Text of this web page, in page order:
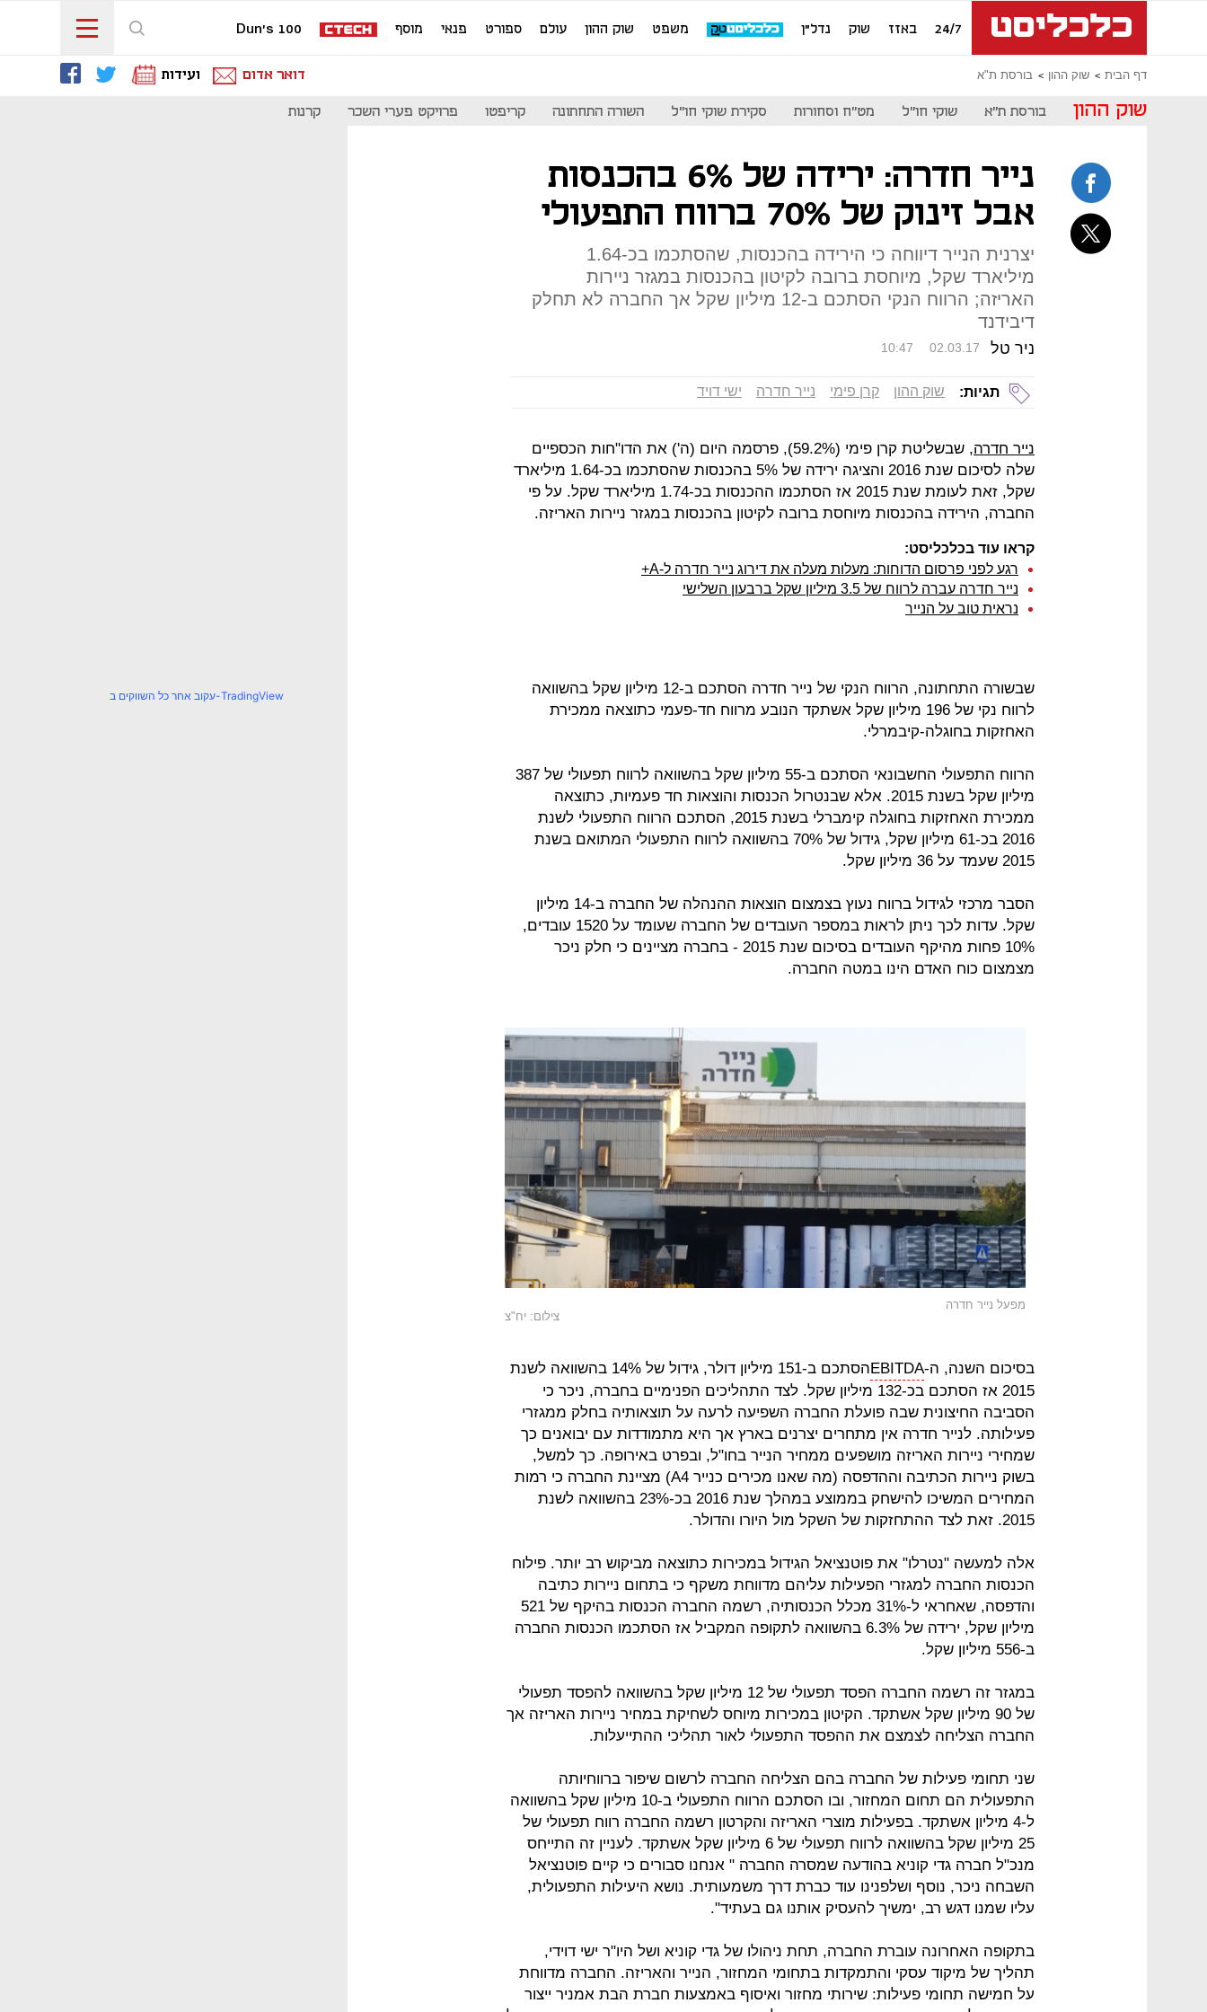
24/7 באזז שוק נדל"ן משפט שוק ההון עולם ספורט פנאי מוסף Dun's 100
דף הבית שוק ההון בורסת ת"א דואר אדום ועידות
שוק ההון בורסת ת"א שוקי חו"ל מט"ח וסחורות סקירת שוקי חו"ל השורה התחתונה קריפטו פרויקט פערי השכר קרנות
נייר חדרה: ירידה של 6% בהכנסות
אבל זינוק של 70% ברווח התפעולי
יצרנית הנייר דיווחה כי הירידה בהכנסות, שהסתכמו בכ-1.64
מיליארד שקל, מיוחסת ברובה לקיטון בהכנסות במגזר ניירות
האריזה; הרווח הנקי הסתכם ב-12 מיליון שקל אך החברה לא תחלק
דיבידנד
ניר טל 10:47 02.03.17
תגיות: שוק ההון קרן פימי נייר חדרה ישי דויד
נייר חדרה
, שבשליטת קרן פימי (59.2%), פרסמה היום (ה') את הדו"חות הכספיים
שלה לסיכום שנת 2016 והציגה ירידה של 5% בהכנסות שהסתכמו בכ-1.64 מיליארד
שקל, זאת לעומת שנת 2015 אז הסתכמו ההכנסות בכ-1.74 מיליארד שקל. על פי
החברה, הירידה בהכנסות מיוחסת ברובה לקיטון בהכנסות במגזר ניירות האריזה.
קראו עוד בכלכליסט:
רגע לפני פרסום הדוחות: מעלות מעלה את דירוג נייר חדרה ל-A+
נייר חדרה עברה לרווח של 3.5 מיליון שקל ברבעון השלישי
נראית טוב על הנייר
שבשורה התחתונה, הרווח הנקי של נייר חדרה הסתכם ב-12 מיליון שקל בהשוואה
לרווח נקי של 196 מיליון שקל אשתקד הנובע מרווח חד-פעמי כתוצאה ממכירת
האחזקות בחוגלה-קיבמרלי.
הרווח התפעולי החשבונאי הסתכם ב-55 מיליון שקל בהשוואה לרווח תפעולי של 387
מיליון שקל בשנת 2015. אלא שבנטרול הכנסות והוצאות חד פעמיות, כתוצאה
ממכירת האחזקות בחוגלה קימברלי בשנת 2015, הסתכם הרווח התפעולי לשנת
2016 בכ-61 מיליון שקל, גידול של 70% בהשוואה לרווח התפעולי המתואם בשנת
2015 שעמד על 36 מיליון שקל.
הסבר מרכזי לגידול ברווח נעוץ בצמצום הוצאות ההנהלה של החברה ב-14 מיליון
שקל. עדות לכך ניתן לראות במספר העובדים של החברה שעומד על 1520 עובדים,
10% פחות מהיקף העובדים בסיכום שנת 2015 - בחברה מציינים כי חלק ניכר
מצמצום כוח האדם הינו במטה החברה.
מפעל נייר חדרה
צילום: יח"צ
בסיכום השנה, ה-EBITDA
הסתכם ב-151 מיליון דולר, גידול של 14% בהשוואה לשנת
2015 אז הסתכם בכ-132 מיליון שקל. לצד התהליכים הפנימיים בחברה, ניכר כי
הסביבה החיצונית שבה פועלת החברה השפיעה לרעה על תוצאותיה בחלק ממגזרי
פעילותה. לנייר חדרה אין מתחרים יצרנים בארץ אך היא מתמודדות עם יבואנים כך
שמחירי ניירות האריזה מושפעים ממחיר הנייר בחו"ל, ובפרט באירופה. כך למשל,
בשוק ניירות הכתיבה וההדפסה (מה שאנו מכירים כנייר A4) מציינת החברה כי רמות
המחירים המשיכו להישחק בממוצע במהלך שנת 2016 בכ-23% בהשוואה לשנת
2015. זאת לצד ההתחזקות של השקל מול היורו והדולר.
אלה למעשה "נטרלו" את פוטנציאל הגידול במכירות כתוצאה מביקוש רב יותר. פילוח
הכנסות החברה למגזרי הפעילות עליהם מדווחת משקף כי בתחום ניירות כתיבה
והדפסה, שאחראי ל-31% מכלל הכנסותיה, רשמה החברה הכנסות בהיקף של 521
מיליון שקל, ירידה של 6.3% בהשוואה לתקופה המקביל אז הסתכמו הכנסות החברה
ב-556 מיליון שקל.
במגזר זה רשמה החברה הפסד תפעולי של 12 מיליון שקל בהשוואה להפסד תפעולי
של 90 מיליון שקל אשתקד. הקיטון במכירות מיוחס לשחיקת במחיר ניירות האריזה אך
החברה הצליחה לצמצם את ההפסד התפעולי לאור תהליכי ההתייעלות.
שני תחומי פעילות של החברה בהם הצליחה החברה לרשום שיפור ברווחיותה
התפעולית הם תחום המחזור, ובו הסתכם הרווח התפעולי ב-10 מיליון שקל בהשוואה
ל-4 מיליון אשתקד. בפעילות מוצרי האריזה והקרטון רשמה החברה רווח תפעולי של
25 מיליון שקל בהשוואה לרווח תפעולי של 6 מיליון שקל אשתקד. לעניין זה התייחס
מנכ"ל חברה גדי קוניא בהודעה שמסרה החברה " אנחנו סבורים כי קיים פוטנציאל
השבחה ניכר, נוסף ושלפנינו עוד כברת דרך משמעותית. נושא היעילות התפעולית,
עליו שמנו דגש רב, ימשיך להעסיק אותנו גם בעתיד".
בתקופה האחרונה עוברת החברה, תחת ניהולו של גדי קוניא ושל היו"ר ישי דוידי,
תהליך של מיקוד עסקי והתמקדות בתחומי המחזור, הנייר והאריזה. החברה מדווחת
על חמישה תחומי פעילות: שירותי מחזור ואיסוף באמצעות חברת הבת אמניר ייצור
עקוב אחר כל השווקים ב-TradingView